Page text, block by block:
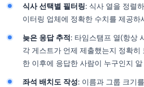
식사 선택별 필터링: 식사 열을 정렬
이터링 업체에 정확한 수치를 제공하
늦은 응답 추적: 타임스탬프 열(항상
각 게스트가 언제 제출했는지 정확히
한 이후에 응답한 사람이 누구인지
좌석 배치도 작성: 이름과 그룹 크기